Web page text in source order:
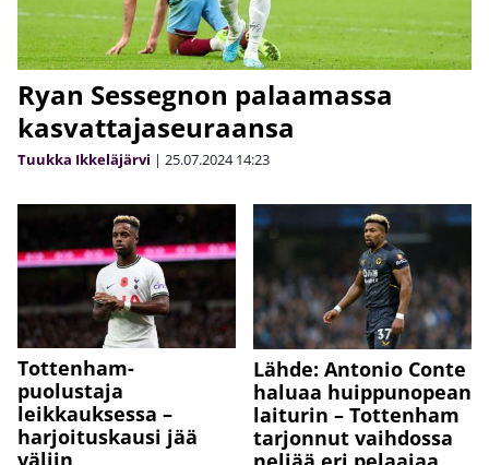
Ryan Sessegnon palaamassa
kasvattajaseuraansa
Tuukka Ikkeläjärvi | 25.07.2024 14:23
Tottenham-
puolustaja
leikkauksessa –
harjoituskausi jää
Lähde: Antonio Conte
haluaa huippunopean
laiturin – Tottenham
tarjonnut vaihdossa